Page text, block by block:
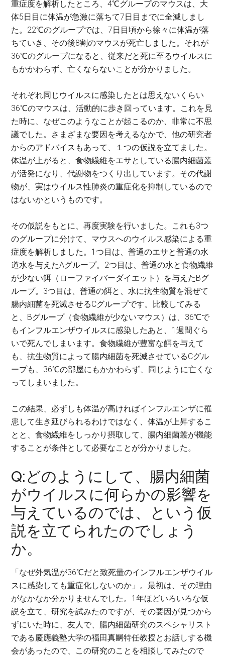
重症度を解析したところ、4℃グループのマウスは、大
体5日目に体温が急激に落ちて7日目までに全滅しまし
た。22℃のグループでは、7日目頃から徐々に体温が落
ちていき、その後8割のマウスが死亡しました。それが
36℃のグループになると、従来だと死に至るウイルスに
もかかわらず、亡くならないことが分かりました。
それぞれ同じウイルスに感染したとは思えないくらい
36℃のマウスは、活動的に歩き回っています。これを見
た時に、なぜこのようなことが起こるのか、非常に不思
議でした。さまざまな要因を考えるなかで、他の研究者
からのアドバイスもあって、１つの仮説を立てました。
体温が上がると、食物繊維をエサとしている腸内細菌叢
が活発になり、代謝物をつくり出しています。その代謝
物が、実はウイルス性肺炎の重症化を抑制しているので
はないかというものです。
その仮説をもとに、再度実験を行いました。これも3つ
のグループに分けて、マウスへのウイルス感染による重
症度を解析しました。1つ目は、普通のエサと普通の水
道水を与えたAグループ。2つ目は、普通の水と食物繊維
が少ない餌（ローファイバーダイエット）を与えたBグ
ループ。3つ目は、普通の餌と、水に抗生物質を混ぜて
腸内細菌を死滅させるCグループです。比較してみる
と、Bグループ（食物繊維が少ないマウス）は、36℃で
もインフルエンザウイルスに感染したあと、1週間ぐら
いで死んでしまいます。食物繊維が豊富な餌を与えて
も、抗生物質によって腸内細菌を死滅させているCグル
ープも、36℃の部屋にもかかわらず、同じように亡くな
ってしまいました。
この結果、必ずしも体温が高ければインフルエンザに罹
患して生き延びられるわけではなく、体温が上昇するこ
とと、食物繊維をしっかり摂取して、腸内細菌叢が機能
することが条件として必要なことが分かりました。
Q:どのようにして、腸内細菌
がウイルスに何らかの影響を
与えているのでは、という仮
説を立てられたのでしょう
か。
「なぜ外気温が36℃だと致死量のインフルエンザウイル
スに感染しても重症化しないのか」。最初は、その理由
がなかなか分かりませんでした。1年ほどいろいろな仮
説を立て、研究を試みたのですが、その要因が見つから
ずにいた時に、友人で、腸内細菌研究のスペシャリスト
である慶應義塾大学の福田真嗣特任教授とお話しする機
会があったので、この研究のことを相談してみたので